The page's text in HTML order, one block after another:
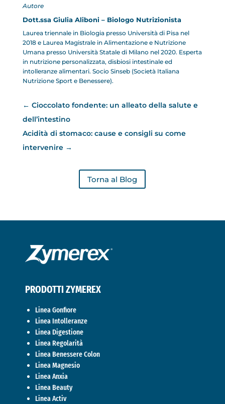
Autore
Dott.ssa Giulia Aliboni – Biologo Nutrizionista
Laurea triennale in Biologia presso Università di Pisa nel
2018 e Laurea Magistrale in Alimentazione e Nutrizione
Umana presso Università Statale di Milano nel 2020. Esperta
in nutrizione personalizzata, disbiosi intestinale ed
intolleranze alimentari. Socio Sinseb (Società Italiana
Nutrizione Sport e Benessere).
← Cioccolato fondente: un alleato della salute e
dell’intestino
Acidità di stomaco: cause e consigli su come
intervenire→
Torna al Blog
PRODOTTI ZYMEREX
Linea Gonfiore
Linea Intolleranze
Linea Digestione
Linea Regolarità
Linea Benessere Colon
Linea Magnesio
Linea Anxia
Linea Beauty
Linea Activ